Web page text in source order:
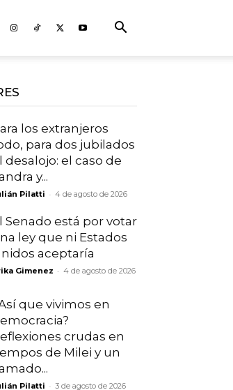
los extranjeros
para dos jubilados
desalojo: el caso de
y...
Pilatti - 4 de agosto de 2026
Senado está por votar
ley que ni Estados
aceptaría
Gimenez - 4 de agosto de 2026
que vivimos en
crudas en
de Milei y un
Pilatti - 3 de agosto de 2026